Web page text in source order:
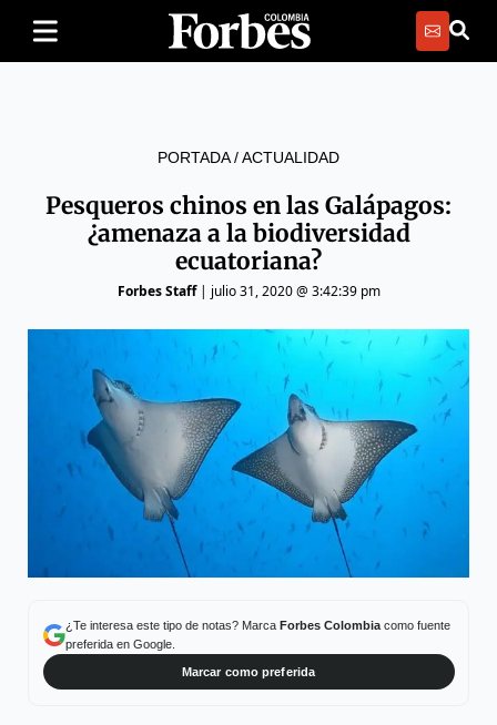
PORTADA/ACTUALIDAD
Pesqueros chinos en las Galápagos:
¿amenaza a la biodiversidad
ecuatoriana?
Forbes Staff| julio 31, 2020 @ 3:42:39 pm
¿Te interesa este tipo de notas? Marca Forbes Colombiacomo fuente
preferida en Google.
Marcar como preferida